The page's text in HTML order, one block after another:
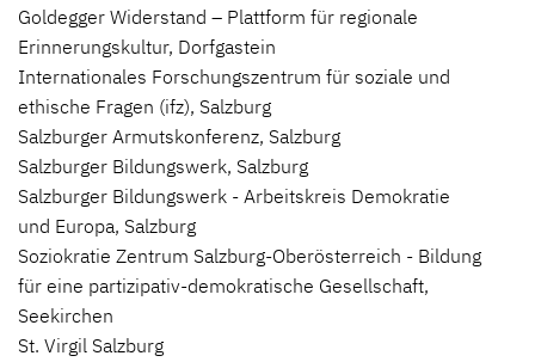
Goldegger Widerstand – Plattform für regionale
Erinnerungskultur, Dorfgastein
Internationales Forschungszentrum für soziale und
ethische Fragen (ifz), Salzburg
Salzburger Armutskonferenz, Salzburg
Salzburger Bildungswerk, Salzburg
Salzburger Bildungswerk - Arbeitskreis Demokratie
und Europa, Salzburg
Soziokratie Zentrum Salzburg-Oberösterreich - Bildung
für eine partizipativ-demokratische Gesellschaft,
Seekirchen
St. Virgil Salzburg